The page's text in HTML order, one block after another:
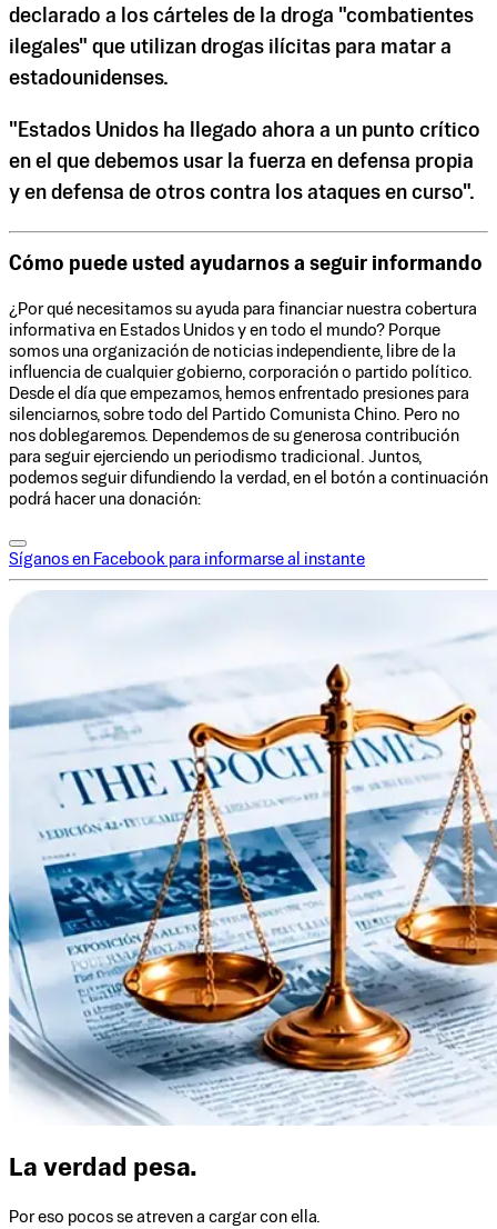
declarado a los cárteles de la droga "combatientes
ilegales" que utilizan drogas ilícitas para matar a
estadounidenses.
"Estados Unidos ha llegado ahora a un punto crítico
en el que debemos usar la fuerza en defensa propia
y en defensa de otros contra los ataques en curso".
Cómo puede usted ayudarnos a seguir informando
¿Por qué necesitamos su ayuda para financiar nuestra cobertura
informativa en Estados Unidos y en todo el mundo? Porque
somos una organización de noticias independiente, libre de la
influencia de cualquier gobierno, corporación o partido político.
Desde el día que empezamos, hemos enfrentado presiones para
silenciarnos, sobre todo del Partido Comunista Chino. Pero no
nos doblegaremos. Dependemos de su generosa contribución
para seguir ejerciendo un periodismo tradicional. Juntos,
podemos seguir difundiendo la verdad, en el botón a continuación
podrá hacer una donación:
Síganos en Facebook para informarse al instante
La verdad pesa.
Por eso pocos se atreven a cargar con ella.